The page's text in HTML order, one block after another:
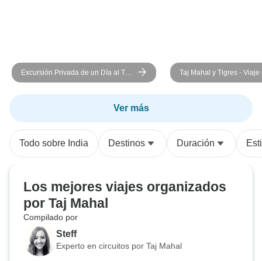
Excursión Privada de un Día al Taj
Mahal al Amanecer y Agra Desde
Delhi
Taj Mahal y Tigres - Viaje
Triángulo de Oro de la
Ranthambore 7 días
Ver más
Todo sobre India Destinos Duración
Los mejores viajes organizados
por Taj Mahal
Compilado por
Steff
Experto en circuitos por Taj Mahal